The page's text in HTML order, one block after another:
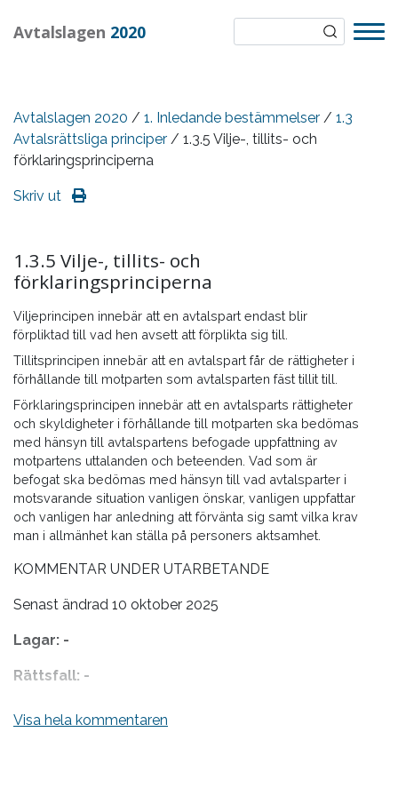
Avtalslagen 2020
Avtalslagen 2020 / 1. Inledande bestämmelser / 1.3
Avtalsrättsliga principer / 1.3.5 Vilje-, tillits- och
förklaringsprinciperna
Skriv ut
1.3.5 Vilje-, tillits- och
förklaringsprinciperna
Viljeprincipen innebär att en avtalspart endast blir
förpliktad till vad hen avsett att förplikta sig till.
Tillitsprincipen innebär att en avtalspart får de rättigheter i
förhållande till motparten som avtalsparten fäst tillit till.
Förklaringsprincipen innebär att en avtalsparts rättigheter
och skyldigheter i förhållande till motparten ska bedömas
med hänsyn till avtalspartens befogade uppfattning av
motpartens uttalanden och beteenden. Vad som är
befogat ska bedömas med hänsyn till vad avtalsparter i
motsvarande situation vanligen önskar, vanligen uppfattar
och vanligen har anledning att förvänta sig samt vilka krav
man i allmänhet kan ställa på personers aktsamhet.
KOMMENTAR UNDER UTARBETANDE
Senast ändrad 10 oktober 2025
Lagar: -
Rättsfall: -
Litteratur:
J. Ramberg & C. Ramberg, Allmän avtalsrätt,
2025 kap. 1.4.7 med litteraturhänvisningar. B. Flodgren,
Visa hela kommentaren